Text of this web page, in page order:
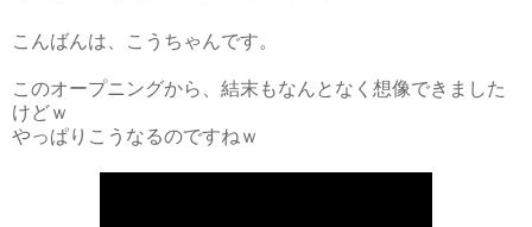
こんばんは、こうちゃんです。
このオープニングから、結末もなんとなく想像できました
けどｗ
やっぱりこうなるのですねｗ